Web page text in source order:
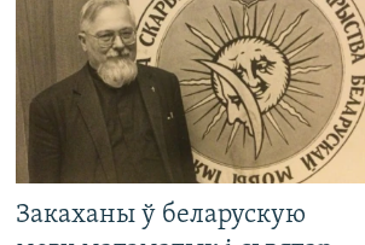
Закаханы ў беларускую